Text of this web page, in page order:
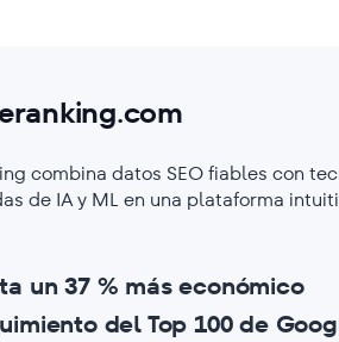
combina datos SEO fiables con
de IA y ML en una plataforma
un 37 % más económico
del Top 100 de